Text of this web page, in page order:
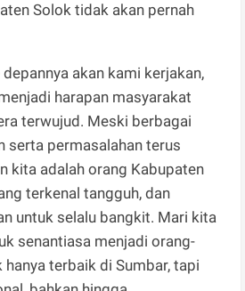
Solok tidak akan pernah
akan kami kerjakan,
harapan masyarakat
terwujud. Meski berbagai
serta permasalahan terus
kita adalah orang Kabupaten
terkenal tangguh, dan
untuk selalu bangkit. Mari kita
senantiasa menjadi orang-
terbaik di Sumbar, tapi